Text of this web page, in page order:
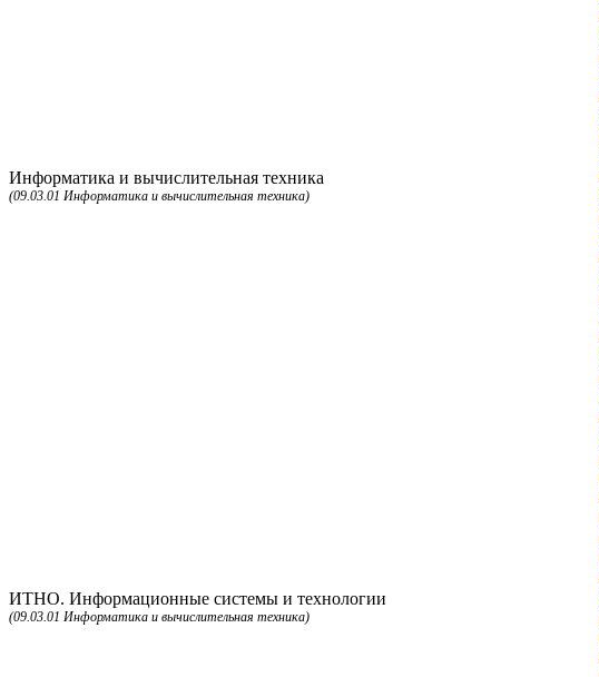
Информатика и вычислительная техника
(09.03.01 Информатика и вычислительная техника)
ИТНО. Информационные системы и технологии
(09.03.01 Информатика и вычислительная техника)